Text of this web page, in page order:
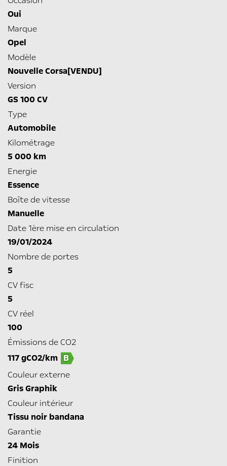
Oui
Marque
Opel
Modèle
Nouvelle Corsa[VENDU]
Version
GS 100 CV
Type
Automobile
Kilométrage
5 000 km
Energie
Essence
Boîte de vitesse
Manuelle
Date 1ère mise en circulation
19/01/2024
Nombre de portes
5
CV fisc
5
CV réel
100
Émissions de CO2
117 gCO2/km B
Couleur externe
Gris Graphik
Couleur intérieur
Tissu noir bandana
Garantie
24 Mois
Finition